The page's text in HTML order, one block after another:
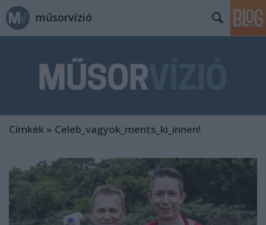
műsorvízió
Címkék » Celeb_vagyok_ments_ki_innen!